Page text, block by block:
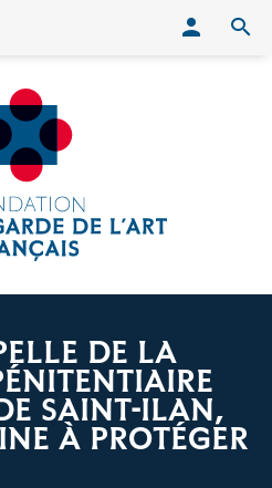
DE LA
SAINT-ILAN,
À PROTÉGER